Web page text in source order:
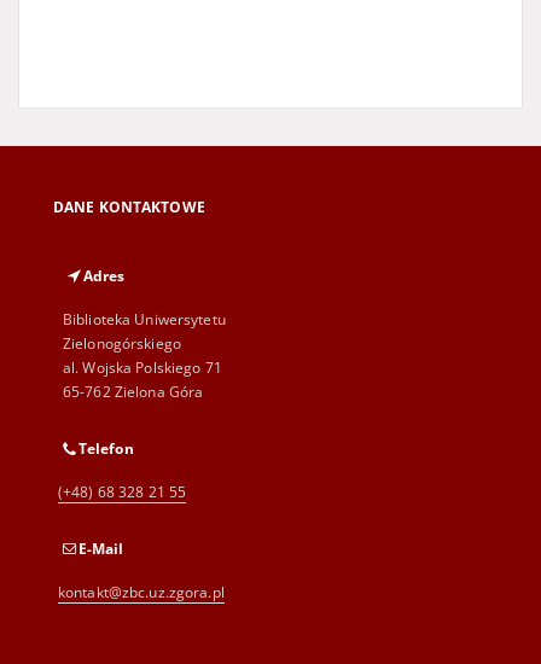
DANE KONTAKTOWE
Adres
Biblioteka Uniwersytetu
Zielonogórskiego
al. Wojska Polskiego 71
65-762 Zielona Góra
Telefon
(+48) 68 328 21 55
E-Mail
kontakt@zbc.uz.zgora.pl